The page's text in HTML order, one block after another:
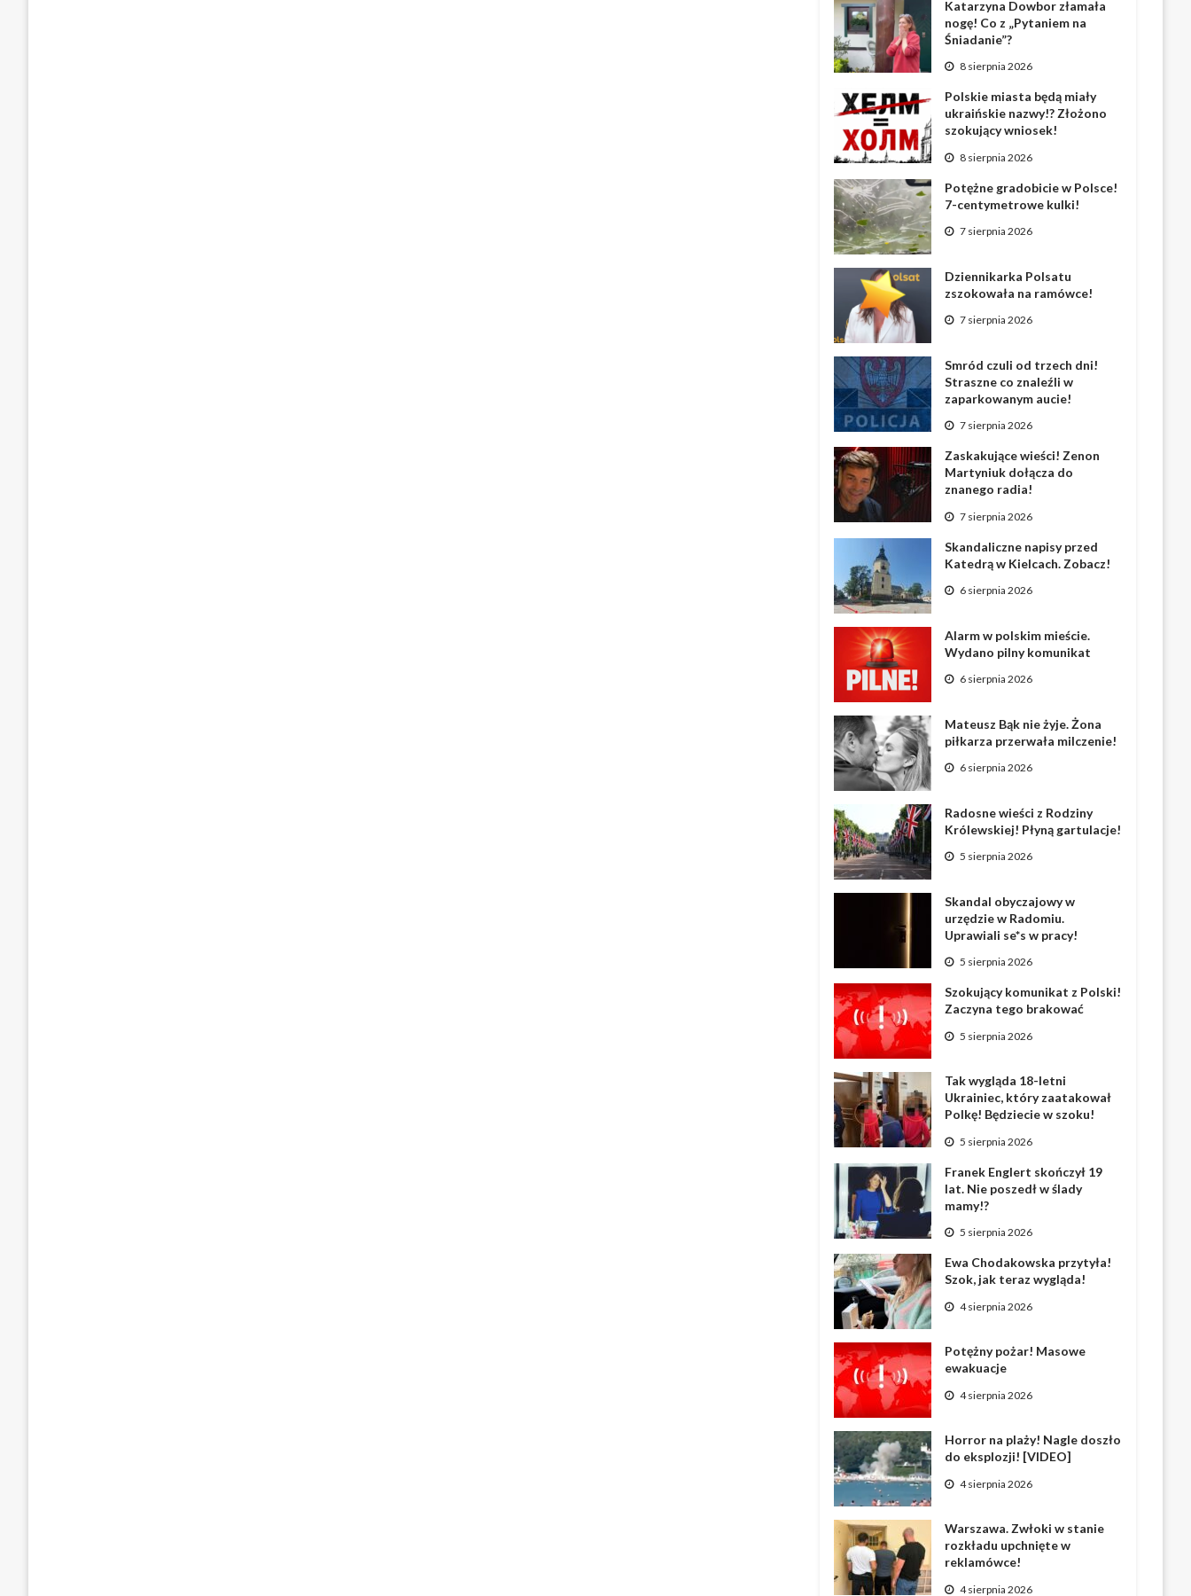
Katarzyna Dowbor złamała
nogę! Co z „Pytaniem na
Śniadanie”?
8 sierpnia 2026
Polskie miasta będą miały
ukraińskie nazwy!? Złożono
szokujący wniosek!
8 sierpnia 2026
Potężne gradobicie w Polsce!
7-centymetrowe kulki!
7 sierpnia 2026
Dziennikarka Polsatu
zszokowała na ramówce!
7 sierpnia 2026
Smród czuli od trzech dni!
Straszne co znaleźli w
zaparkowanym aucie!
7 sierpnia 2026
Zaskakujące wieści! Zenon
Martyniuk dołącza do
znanego radia!
7 sierpnia 2026
Skandaliczne napisy przed
Katedrą w Kielcach. Zobacz!
6 sierpnia 2026
Alarm w polskim mieście.
Wydano pilny komunikat
6 sierpnia 2026
Mateusz Bąk nie żyje. Żona
piłkarza przerwała milczenie!
6 sierpnia 2026
Radosne wieści z Rodziny
Królewskiej! Płyną gartulacje!
5 sierpnia 2026
Skandal obyczajowy w
urzędzie w Radomiu.
Uprawiali se*s w pracy!
5 sierpnia 2026
Szokujący komunikat z Polski!
Zaczyna tego brakować
5 sierpnia 2026
Tak wygląda 18-letni
Ukrainiec, który zaatakował
Polkę! Będziecie w szoku!
5 sierpnia 2026
Franek Englert skończył 19
lat. Nie poszedł w ślady
mamy!?
5 sierpnia 2026
Ewa Chodakowska przytyła!
Szok, jak teraz wygląda!
4 sierpnia 2026
Potężny pożar! Masowe
ewakuacje
4 sierpnia 2026
Horror na plaży! Nagle doszło
do eksplozji! [VIDEO]
4 sierpnia 2026
Warszawa. Zwłoki w stanie
rozkładu upchnięte w
reklamówce!
4 sierpnia 2026